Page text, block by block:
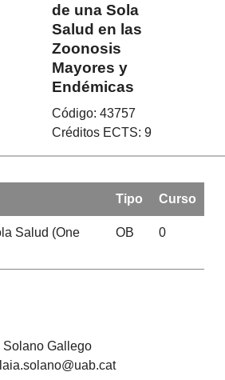
de una Sola
Salud en las
Zoonosis
Mayores y
Endémicas
Código: 43757
Créditos ECTS: 9
Tipo Curso
Salud (One
OB 0
Solano Gallego
laia.solano@uab.cat